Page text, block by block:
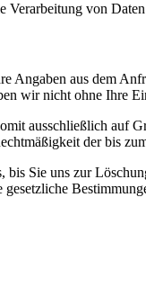
von
Angaben aus dem
wir nicht ohne Ihre
ausschließlich
der bis
Sie uns zur